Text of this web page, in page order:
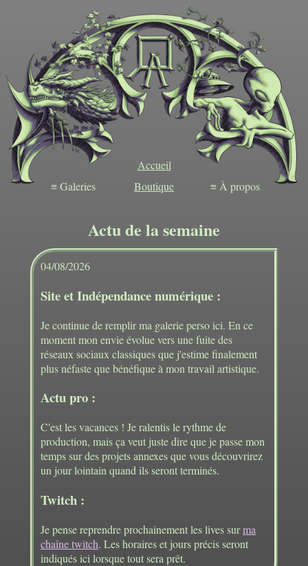
≡ À propos
Boutique
≡ Galeries
Accueil
Actu de la semaine
04/08/2026
Site et Indépendance numérique :
Je continue de remplir ma galerie perso ici. En ce
moment mon envie évolue vers une fuite des
réseaux sociaux classiques que j'estime finalement
plus néfaste que bénéfique à mon travail artistique.
Actu pro :
C'est les vacances ! Je ralentis le rythme de
production, mais ça veut juste dire que je passe mon
temps sur des projets annexes que vous découvrirez
un jour lointain quand ils seront terminés.
Twitch :
Je pense reprendre prochainement les lives surma
chaîne twitch. Les horaires et jours précis seront
indiqués ici lorsque tout sera prêt.